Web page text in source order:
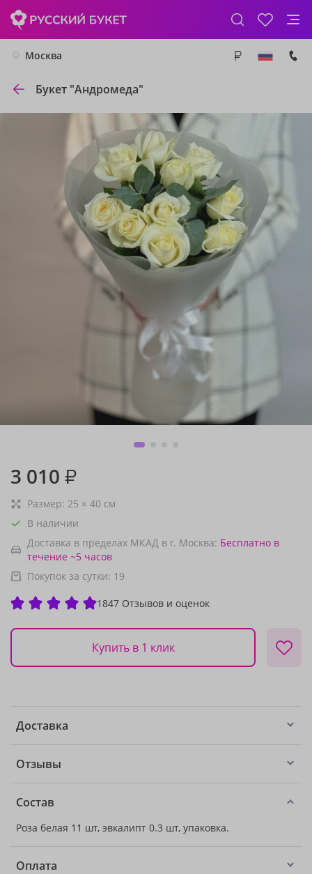
Москва
Букет "Андромеда"
3 010 ₽
Размер: 25 × 40 см
В наличии
Доставка в пределах МКАД в г. Москва: Бесплатно в
течение ~5 часов
Покупок за сутки: 19
1847 Отзывов и оценок
Купить в 1 клик
Доставка
Отзывы
Состав
Роза белая 11 шт, эвкалипт 0.3 шт, упаковка.
Оплата